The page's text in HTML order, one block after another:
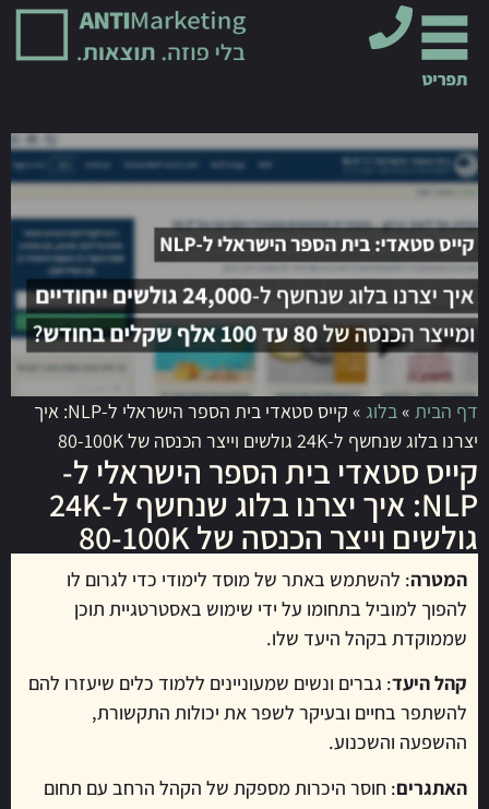
דף הבית »בלוג »
קייס סטאדי בית הספר הישראלי ל-NLP: איך
יצרנו בלוג שנחשף ל-24K גולשים וייצר הכנסה של 80-100K
קייס סטאדי בית הספר הישראלי ל-
NLP: איך יצרנו בלוג שנחשף ל-24K
גולשים וייצר הכנסה של 80-100K
המטרה: להשתמש באתר של מוסד לימודי כדי לגרום לו
להפוך למוביל בתחומו על ידי שימוש באסטרטגיית תוכן
שממוקדת בקהל היעד שלו.
קהל היעד: גברים ונשים שמעוניינים ללמוד כלים שיעזרו להם
להשתפר בחיים ובעיקר לשפר את יכולות התקשורת,
ההשפעה והשכנוע.
האתגרים: חוסר היכרות מספקת של הקהל הרחב עם תחום